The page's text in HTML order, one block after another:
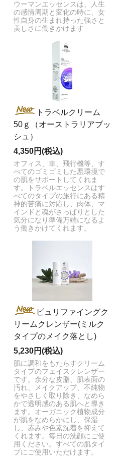
ウーマンエッセンスは、人生
の感情周期と変化の時に、女
性自身の生まれ持った強さと
美しさに働きかけます
トラベルクリーム
50ｇ（オーストラリアブッ
シュ）
4,350円(税込)
オフィス、車、飛行機等、す
べてのゴミゴミした悪環境で
の肌をサポートしてくれま
す。トラベルエッセンスはす
べてのタイプの旅行にある精
神的苦痛に対応し、肉体、マ
インドと魂がさっぱりとした
気分になり準備万端になるよ
う働きかけてくれます。
ピュリファイングク
リームクレンザー(ミルク
タイプのメイク落とし)
5,230円(税込)
肌に調和をもたらすクリーム
タイプのフェイスクレンザー
です。余分な皮脂、肌表面の
汚れ、メイクアップ、不純物
をやさしく取り除き、なめら
かで透明感のある肌へと導き
ます。オーガニック植物成分
が肌をなめらかにし、保湿
し、赤みや色素沈着を抑えて
くれます。毎日の洗顔にご使
用ください。すべての肌タイ
プにご使用いただけます。